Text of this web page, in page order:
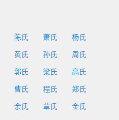
陈氏 萧氏 杨氏
黄氏 孙氏 周氏
郭氏 梁氏 高氏
曹氏 程氏 郑氏
余氏 覃氏 金氏